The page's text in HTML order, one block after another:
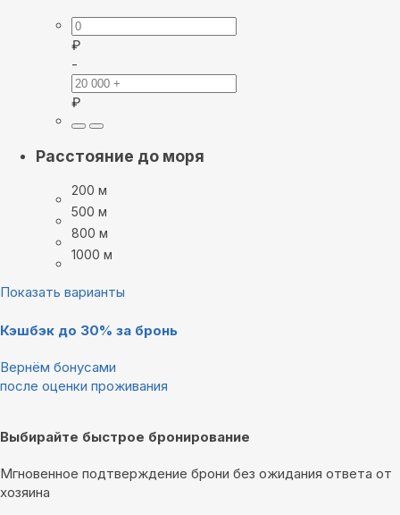
₽
-
₽
Расстояние до моря
200 м
500 м
800 м
1000 м
Показать варианты
Кэшбэк до 30% за бронь
Вернём бонусами
после оценки проживания
Выбирайте быстрое бронирование
Мгновенное подтверждение брони без ожидания ответа от
хозяина